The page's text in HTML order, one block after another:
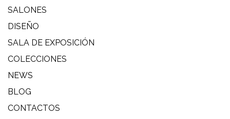
SALONES
DISEÑO
SALA DE EXPOSICIÓN
COLECCIONES
NEWS
BLOG
CONTACTOS